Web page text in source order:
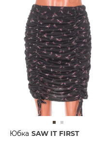
Юбка SAW IT FIRST